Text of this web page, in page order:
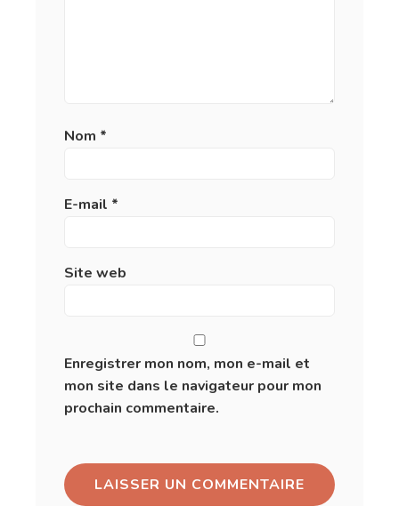
Nom *
E-mail *
Site web
Enregistrer mon nom, mon e-mail et
mon site dans le navigateur pour mon
prochain commentaire.